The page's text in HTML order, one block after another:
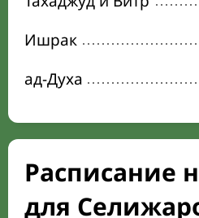
Ишрак
ад-Духа
Расписание
для